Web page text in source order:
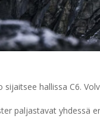
hallissa C6.
paljastavat yhdessä